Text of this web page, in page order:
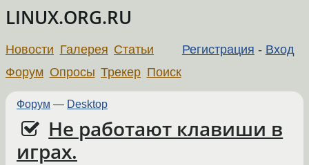
LINUX.ORG.RU
Регистрация - Вход
Новости Галерея Статьи
Форум Опросы Трекер Поиск
Форум — Desktop
Не работают клавиши в
играх.